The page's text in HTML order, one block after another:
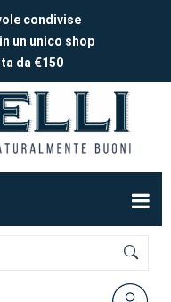
condivise
un unico shop
da €150